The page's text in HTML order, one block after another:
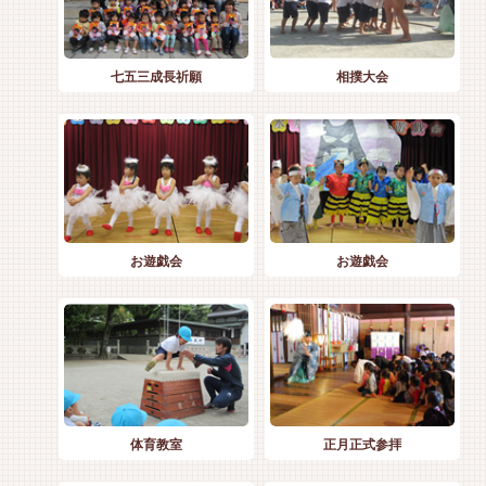
七五三成長祈願 相撲大会
お遊戯会 お遊戯会
体育教室 正月正式参拝